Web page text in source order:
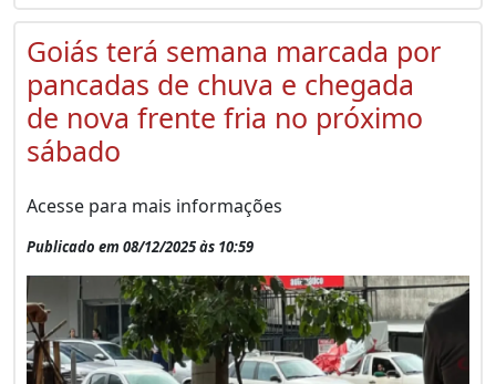
Goiás terá semana marcada por
pancadas de chuva e chegada
de nova frente fria no próximo
sábado
Acesse para mais informações
Publicado em 08/12/2025 às 10:59